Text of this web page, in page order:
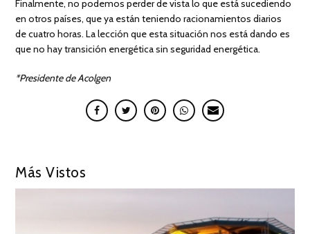
Finalmente, no podemos perder de vista lo que está sucediendo
en otros países, que ya están teniendo racionamientos diarios
de cuatro horas. La lección que esta situación nos está dando es
que no hay transición energética sin seguridad energética.
*Presidente de Acolgen
Más Vistos